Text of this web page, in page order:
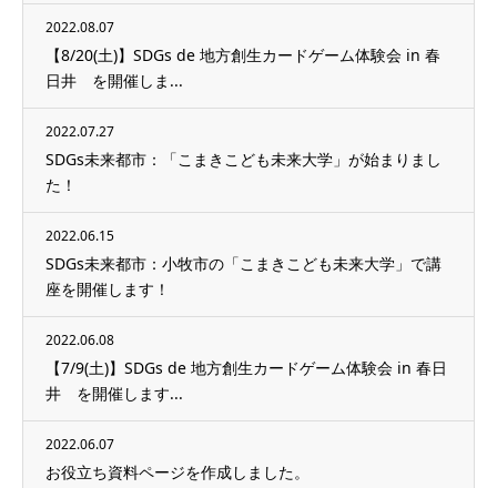
2022.08.07
【8/20(土)】SDGs de 地方創生カードゲーム体験会 in 春
日井 を開催しま...
2022.07.27
SDGs未来都市：「こまきこども未来大学」が始まりまし
た！
2022.06.15
SDGs未来都市：小牧市の「こまきこども未来大学」で講
座を開催します！
2022.06.08
【7/9(土)】SDGs de 地方創生カードゲーム体験会 in 春日
井 を開催します...
2022.06.07
お役立ち資料ページを作成しました。